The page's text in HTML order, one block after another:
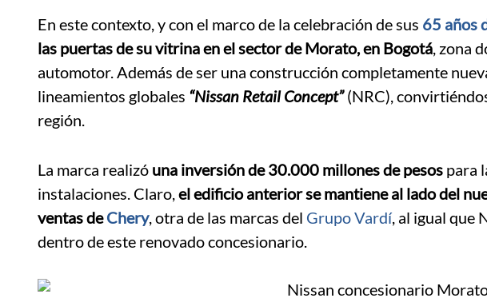
En este contexto, y con el marco de la celebración de sus 65 años
las puertas de su vitrina en el sector de Morato, en Bogotá, zona
automotor. Además de ser una construcción completamente
lineamientos globales “Nissan Retail Concept”(NRC),
región.
La marca realizó una inversión de 30.000 millones de pesos para
instalaciones. Claro,el edificio anterior se mantiene al lado del
ventas deChery, otra de las marcas del Grupo Vardí, al igual que
dentro de este renovado concesionario.